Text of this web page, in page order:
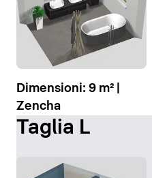
Dimensioni: 9 m² |
Zencha
Taglia L